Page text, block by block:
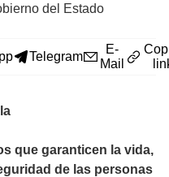
del Estado
Telegram
E-
Mail
que garanticen la vida,
de las personas